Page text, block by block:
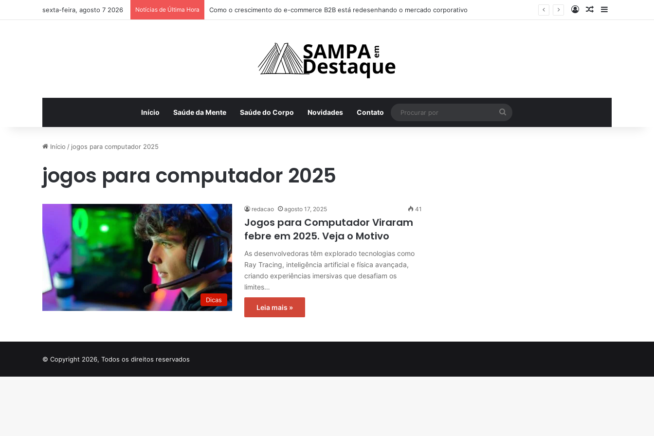
sexta-feira, agosto 7 2026 Notícias de Última Hora Como o crescimento do e-commerce B2B está redesenhando o mercado corporativo EntrarArtigo aleatório
Barra Lateral
Início Saúde da Mente Saúde do Corpo Novidades Contato
por
Início / jogos para computador 2025
jogos para computador 2025
Dicas
redacao agosto 17, 2025 41
Jogos para Computador Viraram
febre em 2025. Veja o Motivo
As desenvolvedoras têm explorado tecnologias como
Ray Tracing, inteligência artificial e física avançada,
criando experiências imersivas que desafiam os
limites…
Leia mais »
© Copyright 2026, Todos os direitos reservados